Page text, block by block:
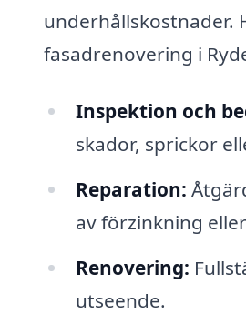
underhållskostnader.
fasadrenovering i
Inspektion och
skador, sprickor
Reparation:
av förzinkning
Renovering:
utseende.